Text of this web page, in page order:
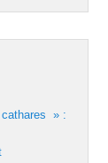
cathares » :